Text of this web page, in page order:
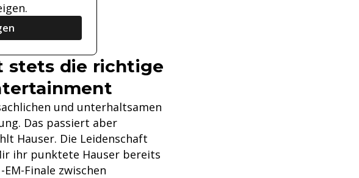
stets die richtige
und unterhaltsamen
Das passiert aber
Hauser. Die Leidenschaft
ihr punktete Hauser bereits
Finale zwischen